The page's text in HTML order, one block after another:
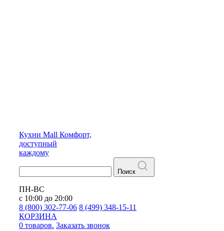
Кухни Mall Комфорт,
доступный
каждому
Поиск
ПН-ВС
с 10:00 до 20:00
8 (800) 302-77-06 8 (499) 348-15-11
КОРЗИНА
0 товаров. Заказать звонок